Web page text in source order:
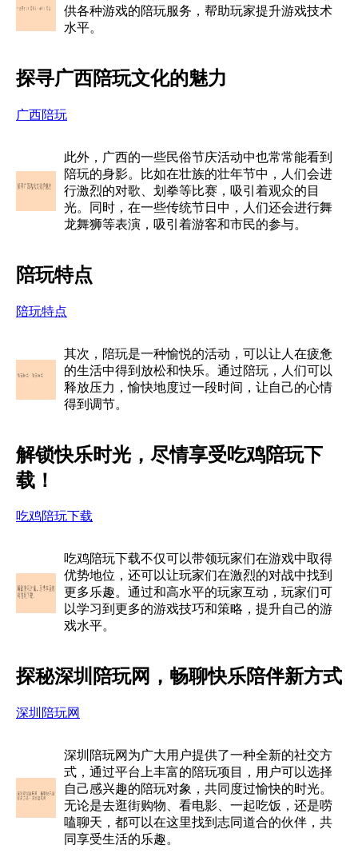
供各种游戏的陪玩服务，帮助玩家提升游戏技术
水平。
探寻广西陪玩文化的魅力
广西陪玩
此外，广西的一些民俗节庆活动中也常常能看到
陪玩的身影。比如在壮族的壮年节中，人们会进
行激烈的对歌、划拳等比赛，吸引着观众的目
光。同时，在一些传统节日中，人们还会进行舞
龙舞狮等表演，吸引着游客和市民的参与。
陪玩特点
陪玩特点
其次，陪玩是一种愉悦的活动，可以让人在疲惫
的生活中得到放松和快乐。通过陪玩，人们可以
释放压力，愉快地度过一段时间，让自己的心情
得到调节。
解锁快乐时光，尽情享受吃鸡陪玩下
载！
吃鸡陪玩下载
吃鸡陪玩下载不仅可以带领玩家们在游戏中取得
优势地位，还可以让玩家们在激烈的对战中找到
更多乐趣。通过和高水平的玩家互动，玩家们可
以学习到更多的游戏技巧和策略，提升自己的游
戏水平。
探秘深圳陪玩网，畅聊快乐陪伴新方式
深圳陪玩网
深圳陪玩网为广大用户提供了一种全新的社交方
式，通过平台上丰富的陪玩项目，用户可以选择
自己感兴趣的陪玩对象，共同度过愉快的时光。
无论是去逛街购物、看电影、一起吃饭，还是唠
嗑聊天，都可以在这里找到志同道合的伙伴，共
同享受生活的乐趣。